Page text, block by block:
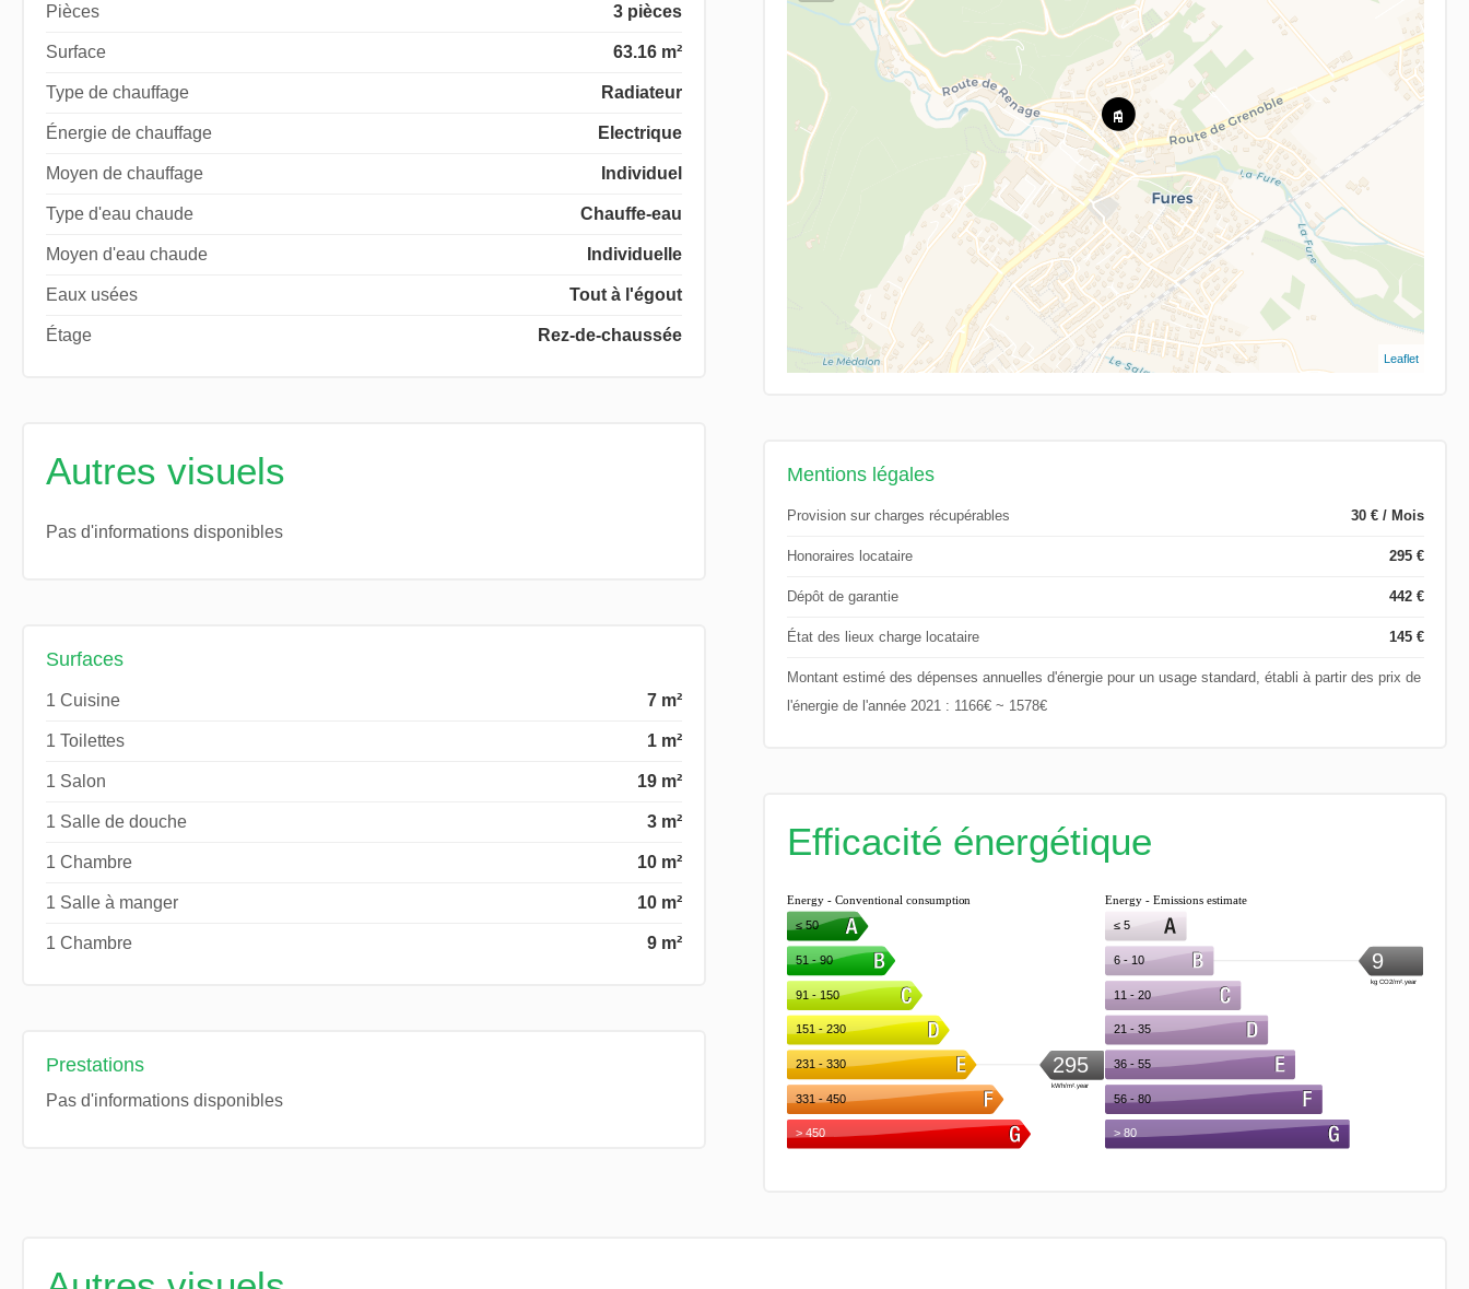
Pièces 3 pièces
Surface 63.16 m²
Type de chauffage Radiateur
Énergie de chauffage Electrique
Moyen de chauffage Individuel
Type d'eau chaude Chauffe-eau
Moyen d'eau chaude Individuelle
Eaux usées Tout à l'égout
Étage Rez-de-chaussée
Autres visuels
Pas d'informations disponibles
Surfaces
1 Cuisine 7 m²
1 Toilettes 1 m²
1 Salon 19 m²
1 Salle de douche 3 m²
1 Chambre 10 m²
1 Salle à manger 10 m²
1 Chambre 9 m²
Prestations
Pas d'informations disponibles
Leaflet
Mentions légales
Provision sur charges récupérables 30 € / Mois
Honoraires locataire 295 €
Dépôt de garantie 442 €
État des lieux charge locataire 145 €
Montant estimé des dépenses annuelles d'énergie pour un usage standard, établi à partir des prix de
l'énergie de l'année 2021 : 1166€ ~ 1578€
Efficacité énergétique